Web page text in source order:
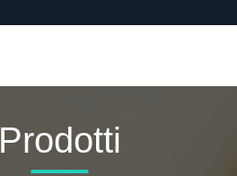
Prodotti